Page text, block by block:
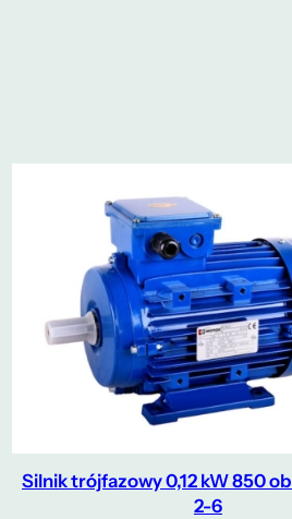
Silnik trójfazowy 0,12 kW 850
2-6